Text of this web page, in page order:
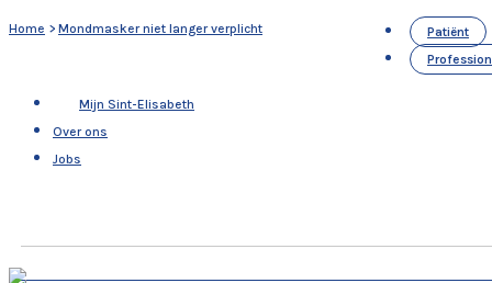
Patiënt
Mijn Sint-Elisabeth
Over ons
Jobs
Home > Mondmasker niet langer verplicht